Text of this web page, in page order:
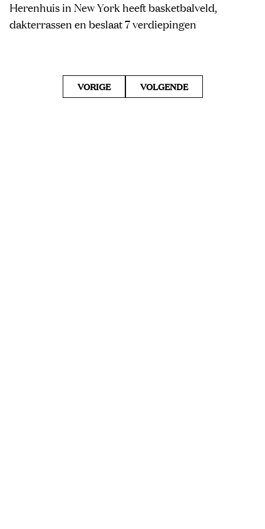
Herenhuis in New York heeft basketbalveld,
dakterrassen en beslaat 7 verdiepingen
VORIGE VOLGENDE